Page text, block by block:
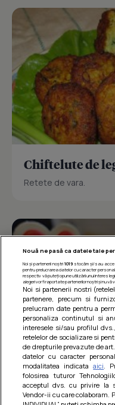
Chiftelute de
Retete de vara.
Barcute din
Un deliciu usor de
Nouă ne pasă ca datele tale
Noi și partenerii noștri 1019stocăm și/sau
pentru prelucrarea datelor cu caracter
respectiv vă puteți opune utilizării unui interes
alegeri vor fi raportate partenerilor noștri și nu
Noi si partenerii nostri
partenere, precum si
prelucram date pentru a
personaliza continutul si
interesele si/sau profilul
retelelor de socializare si
de drepturile prevazute de
datelor cu caracter
modalitatea indicataaici .
folosirea tuturor
acceptul dvs. cu privire la
Vendor-ii cu care colaboram.